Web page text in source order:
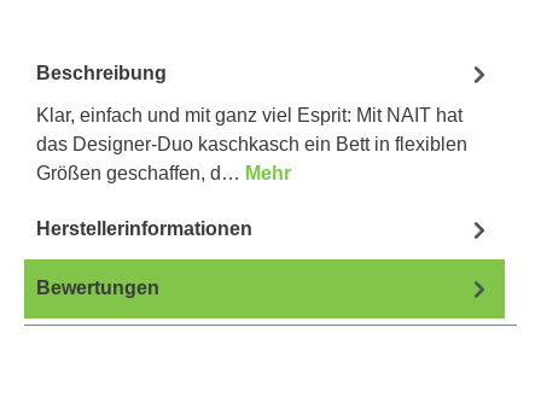
Beschreibung
Klar, einfach und mit ganz viel Esprit: Mit NAIT hat
das Designer-Duo kaschkasch ein Bett in flexiblen
Größen geschaffen, d… Mehr
Herstellerinformationen
Bewertungen